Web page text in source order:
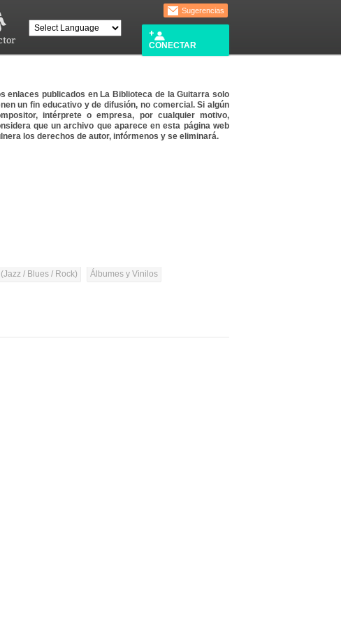
Sugerencias
CONECTAR
enlaces publicados en La Biblioteca de la Guitarra solo
un fin educativo y de difusión, no comercial. Si algún
intérprete o empresa, por cualquier motivo,
que un archivo que aparece en esta página web
los derechos de autor, infórmenos y se eliminará.
/ Blues / Rock) Álbumes y Vinilos